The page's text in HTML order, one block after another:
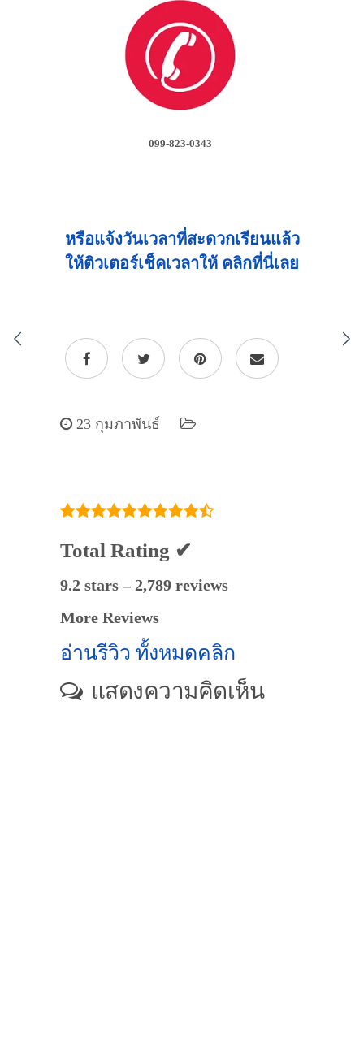
099-823-0343
หรือแจ้งวันเวลาที่สะดวกเรียนแล้ว
ให้ติวเตอร์เช็คเวลาให้ คลิกที่นี่เลย
23 กุมภาพันธ์
Total Rating ✔
9.2 stars – 2,789 reviews
More Reviews
อ่านรีวิว ทั้งหมดคลิก
แสดงความคิดเห็น